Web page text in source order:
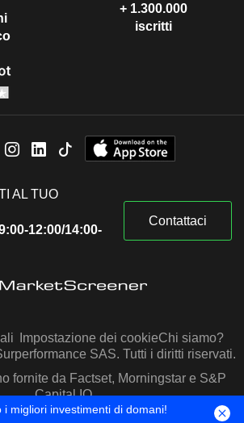
+ 1.300.000
iscritti
AL TUO
12:00/14:00-
Contattaci
Impostazione dei cookieChi siamo?
SAS. Tutti i diritti riservati.
fornite da Factset, Morningstar e S&P
Capital IQ
i migliori investimenti di domani!